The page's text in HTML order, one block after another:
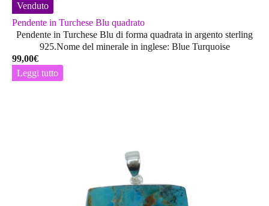
Venduto
Pendente in Turchese Blu quadrato
Pendente in Turchese Blu di forma quadrata in argento sterling
925.Nome del minerale in inglese: Blue Turquoise
99,00€
Leggi tutto